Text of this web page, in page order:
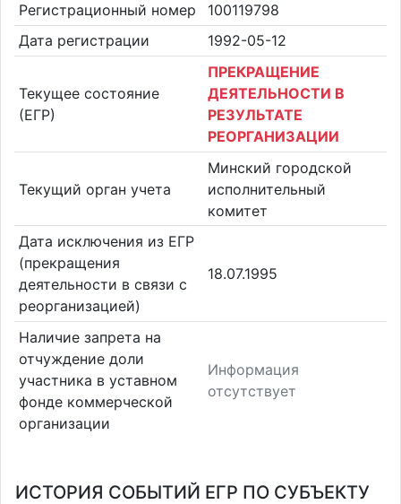
Регистрационный номер
100119798
Дата регистрации
1992-05-12
Текущее состояние
(ЕГР)
ПРЕКРАЩЕНИЕ
ДЕЯТЕЛЬНОСТИ В
РЕЗУЛЬТАТЕ
РЕОРГАНИЗАЦИИ
Текущий орган учета
Минский городской
исполнительный
комитет
Дата исключения из ЕГР
(прекращения
деятельности в связи с
реорганизацией)
18.07.1995
Наличие запрета на
отчуждение доли
участника в уставном
фонде коммерческой
организации
Информация
отсутствует
ИСТОРИЯ СОБЫТИЙ ЕГР ПО СУБЪЕКТУ